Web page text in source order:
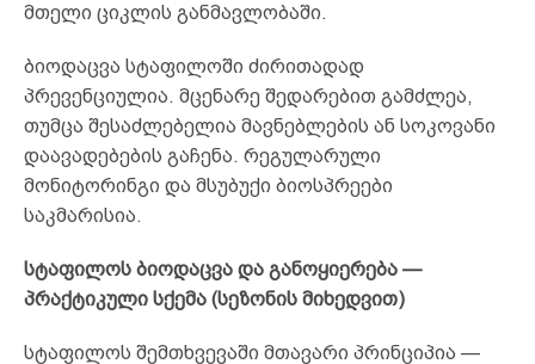
მთელი ციკლის განმავლობაში.
ბიოდაცვა სტაფილოში ძირითადად
პრევენციულია. მცენარე შედარებით გამძლეა,
თუმცა შესაძლებელია მავნებლების ან სოკოვანი
დაავადებების გაჩენა. რეგულარული
მონიტორინგი და მსუბუქი ბიოსპრეები
საკმარისია.
სტაფილოს ბიოდაცვა და განოყიერება —
პრაქტიკული სქემა (სეზონის მიხედვით)
სტაფილოს შემთხვევაში მთავარი პრინციპია —